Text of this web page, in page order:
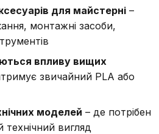
для майстерні –
монтажні засоби,
впливу вищих
звичайний PLA або
моделей – де потрібен
вигляд